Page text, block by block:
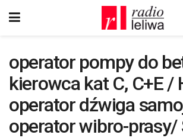
operator pompy do
kierowca kat C, C+E /
operator dźwiga
operator wibro-prasy/